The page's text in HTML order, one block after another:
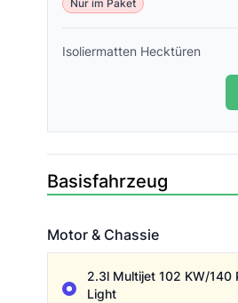
Nur im Paket
Isoliermatten Hecktüren
Basisfahrzeug
Motor & Chassie
2.3l Multijet 102 KW/140
Light